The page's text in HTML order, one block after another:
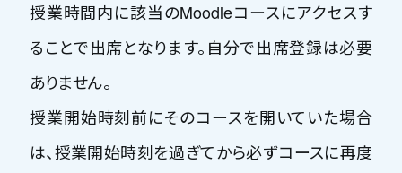
授業時間内に該当のMoodleコースにアクセスす
ることで出席となります。自分で出席登録は必要
ありません。
授業開始時刻前にそのコースを開いていた場合
は、授業開始時刻を過ぎてから必ずコースに再度